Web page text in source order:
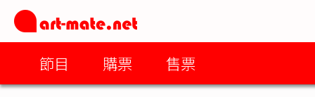
節目 購票 售票